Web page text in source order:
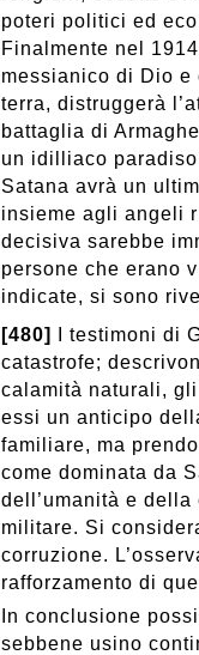
poteri politici ed
Finalmente nel
messianico di Dio
terra, distruggerà
battaglia di
un idilliaco
Satana avrà un
insieme agli angeli
decisiva sarebbe
persone che erano
indicate, si sono
[480]
I testimoni di
catastrofe;
calamità naturali,
essi un anticipo
familiare, ma
come dominata da
dell’umanità e
militare. Si
corruzione.
rafforzamento di
In conclusione
sebbene usino